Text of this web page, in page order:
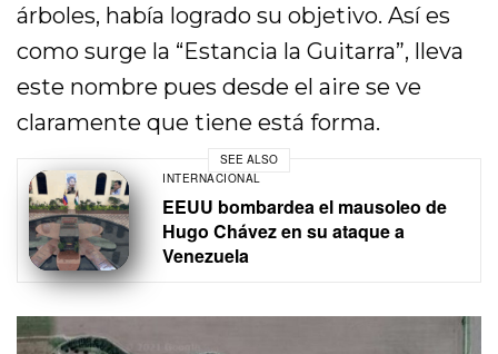
árboles, había logrado su objetivo. Así es
como surge la “Estancia la Guitarra”, lleva
este nombre pues desde el aire se ve
claramente que tiene está forma.
SEE ALSO
INTERNACIONAL
EEUU bombardea el mausoleo de
Hugo Chávez en su ataque a
Venezuela